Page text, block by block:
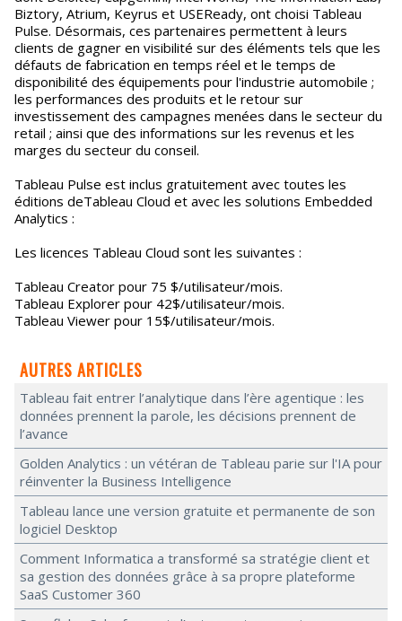
Biztory, Atrium, Keyrus et USEReady, ont choisi Tableau
Pulse. Désormais, ces partenaires permettent à leurs
clients de gagner en visibilité sur des éléments tels que les
défauts de fabrication en temps réel et le temps de
disponibilité des équipements pour l'industrie automobile ;
les performances des produits et le retour sur
investissement des campagnes menées dans le secteur du
retail ; ainsi que des informations sur les revenus et les
marges du secteur du conseil.
Tableau Pulse est inclus gratuitement avec toutes les
éditions deTableau Cloud et avec les solutions Embedded
Analytics :
Les licences Tableau Cloud sont les suivantes :
Tableau Creator pour 75 $/utilisateur/mois.
Tableau Explorer pour 42$/utilisateur/mois.
Tableau Viewer pour 15$/utilisateur/mois.
AUTRES ARTICLES
Tableau fait entrer l’analytique dans l’ère agentique : les
données prennent la parole, les décisions prennent de
l’avance
Golden Analytics : un vétéran de Tableau parie sur l'IA pour
réinventer la Business Intelligence
Tableau lance une version gratuite et permanente de son
logiciel Desktop
Comment Informatica a transformé sa stratégie client et
sa gestion des données grâce à sa propre plateforme
SaaS Customer 360